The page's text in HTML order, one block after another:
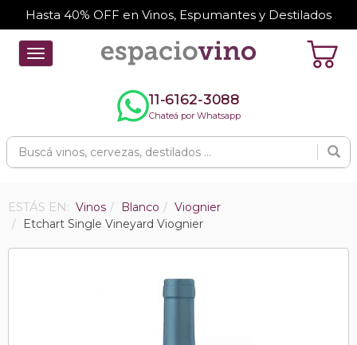
Hasta 40% OFF en Vinos, Espumantes y Destilados
Toggle
navigation
11-6162-3088
Chateá por Whatsapp
ESTÁS EN: Vinos Blanco
Viognier
Etchart Single Vineyard Viognier